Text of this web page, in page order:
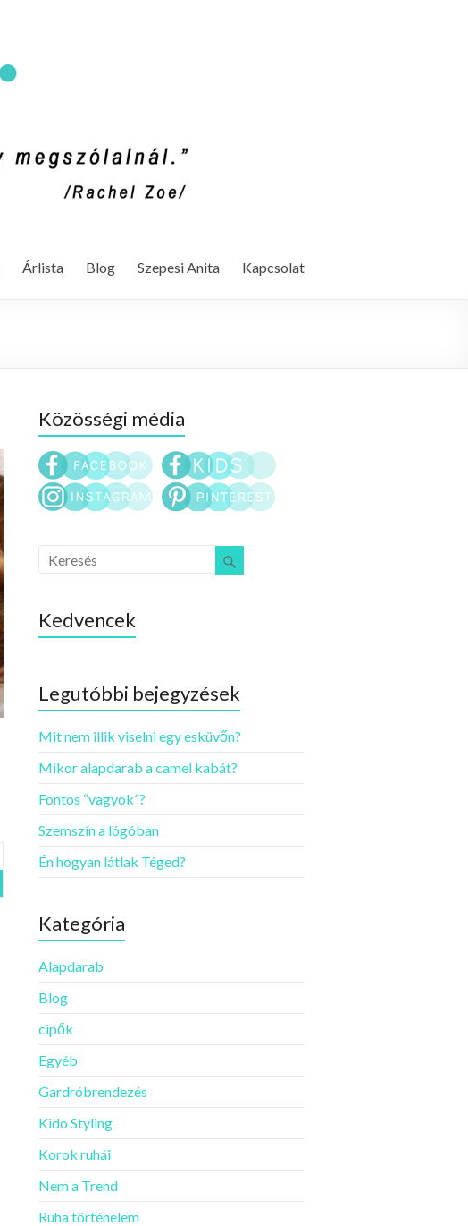
Árlista Blog Szepesi Anita Kapcsolat
Közösségi média
Kedvencek
Legutóbbi bejegyzések
Mit nem illik viselni egy esküvőn?
Mikor alapdarab a camel kabát?
Fontos “vagyok”?
Szemszín a lógóban
Én hogyan látlak Téged?
Kategória
Alapdarab
Blog
cipők
Egyéb
Gardróbrendezés
Kido Styling
Korok ruhái
Nem a Trend
Ruha történelem